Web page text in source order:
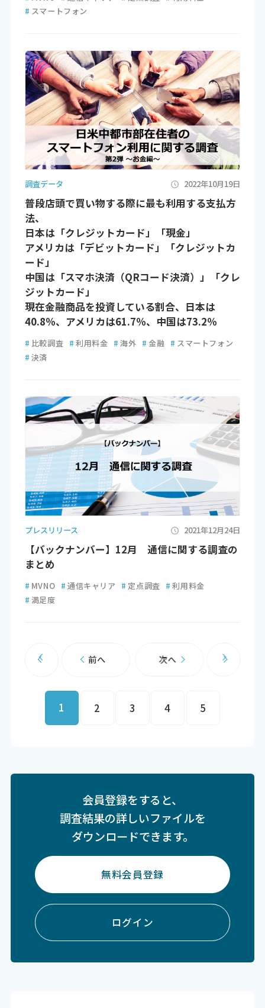
# スマートフォン
調査データ 2022年10月19日
普段店頭で買い物する際に最も利用する支払方
法、
日本は「クレジットカード」「現金」
アメリカは「デビットカード」「クレジットカ
ード」
中国は「スマホ決済（QRコード決済）」「クレ
ジットカード」
現在金融商品を投資している割合、日本は
40.8％、アメリカは61.7％、中国は73.2％
# 比較調査 # 利用料金 # 海外 # 金融 # スマートフォン
# 決済
プレスリリース 2021年12月24日
【バックナンバー】12月 通信に関する調査の
まとめ
# MVNO # 通信キャリア # 定点調査 # 利用料金
# 満足度
前へ
1 2 3 4 5
次へ
会員登録をすると、
調査結果の詳しいファイルを
ダウンロードできます。
無料会員登録
ログイン